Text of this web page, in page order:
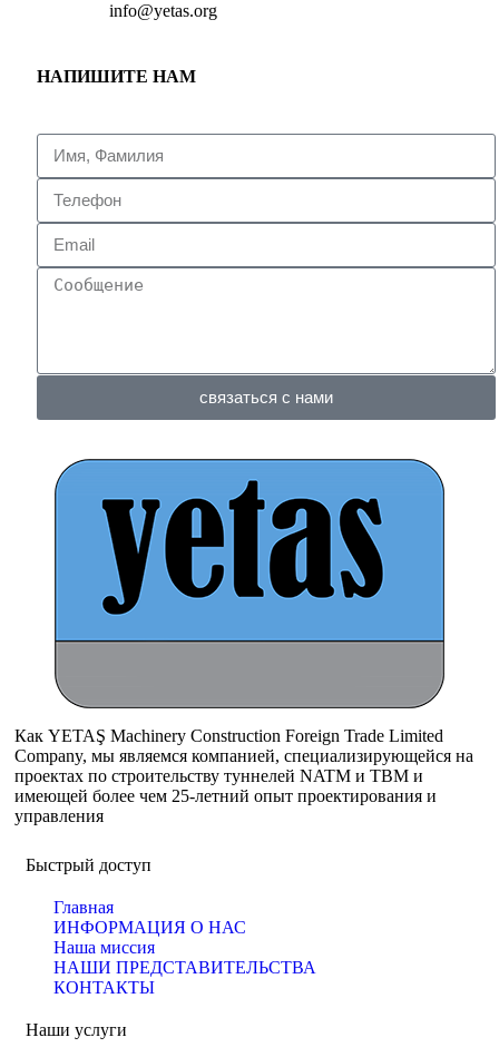
info@yetas.org
НАПИШИТЕ НАМ
связаться с нами
Как YETAŞ Machinery Construction Foreign Trade Limited
Company, мы являемся компанией, специализирующейся на
проектах по строительству туннелей NATM и TBM и
имеющей более чем 25-летний опыт проектирования и
управления
Быстрый доступ
Главная
ИНФОРМАЦИЯ О НАС
Наша миссия
НАШИ ПРЕДСТАВИТЕЛЬСТВА
КОНТАКТЫ
Наши услуги